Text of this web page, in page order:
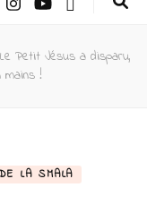
–
Le Petit Jésus a disparu,
mains !
LA SMALA